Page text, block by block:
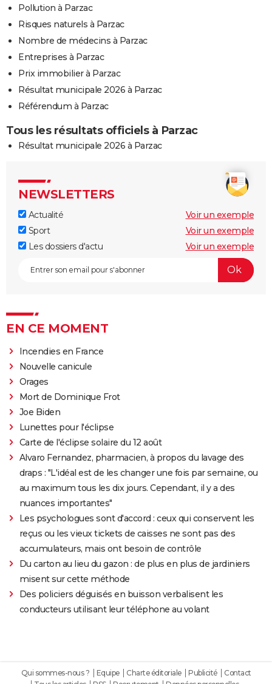
Pollution à Parzac
Risques naturels à Parzac
Nombre de médecins à Parzac
Entreprises à Parzac
Prix immobilier à Parzac
Résultat municipale 2026 à Parzac
Référendum à Parzac
Tous les résultats officiels à Parzac
Résultat municipale 2026 à Parzac
NEWSLETTERS
Actualité
Voir un exemple
Sport
Voir un exemple
Les dossiers d'actu
Voir un exemple
EN CE MOMENT
Incendies en France
Nouvelle canicule
Orages
Mort de Dominique Frot
Joe Biden
Lunettes pour l'éclipse
Carte de l'éclipse solaire du 12 août
Alvaro Fernandez, pharmacien, à propos du lavage des
draps : "L'idéal est de les changer une fois par semaine, ou
au maximum tous les dix jours. Cependant, il y a des
nuances importantes"
Les psychologues sont d'accord : ceux qui conservent les
reçus ou les vieux tickets de caisses ne sont pas des
accumulateurs, mais ont besoin de contrôle
Du carton au lieu du gazon : de plus en plus de jardiniers
misent sur cette méthode
Des policiers déguisés en buisson verbalisent les
conducteurs utilisant leur téléphone au volant
Qui sommes-nous ? Equipe Charte éditoriale Publicité
Contact